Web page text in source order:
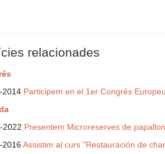
relacionades
2014 Participem en el 1er Congrés
2022 Presentem Microreserves de
2016 Assistim al curs "Restauración de